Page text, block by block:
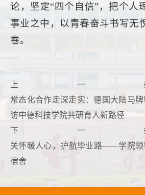
论，坚定“四个自信”，把个人
事业之中，以青春奋斗书写无
卷。
上一
常态化合作走深走实：德国大陆马
访中德科技学院共研育人新路径
下一
关怀暖人心，护航毕业路——学院领
宿舍